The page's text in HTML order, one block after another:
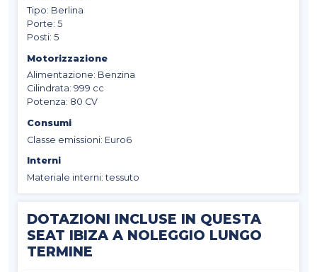
Tipo: Berlina
Porte: 5
Posti: 5
Motorizzazione
Alimentazione: Benzina
Cilindrata: 999 cc
Potenza: 80 CV
Consumi
Classe emissioni: Euro6
Interni
Materiale interni: tessuto
DOTAZIONI INCLUSE IN QUESTA
SEAT IBIZA A NOLEGGIO LUNGO
TERMINE